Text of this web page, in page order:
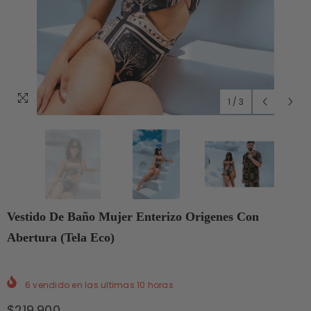
1 / 3
Vestido De Baño Mujer Enterizo Origenes Con
Abertura (Tela Eco)
6 vendido en las ultimas 10 horas